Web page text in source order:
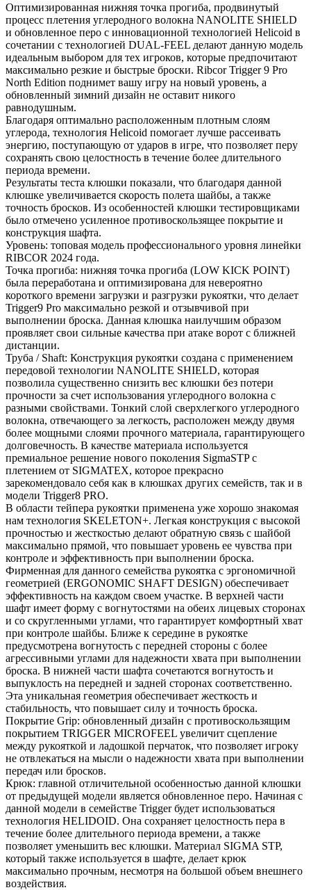
Оптимизированная нижняя точка прогиба, продвинутый
процесс плетения углеродного волокна NANOLITE SHIELD
и обновленное перо с инновационной технологией Helicoid в
сочетании с технологией DUAL-FEEL делают данную модель
идеальным выбором для тех игроков, которые предпочитают
максимально резкие и быстрые броски. Ribcor Trigger 9 Pro
North Edition поднимет вашу игру на новый уровень, а
обновленный зимний дизайн не оставит никого
равнодушным.
Благодаря оптимально расположенным плотным слоям
углерода, технология Helicoid помогает лучше рассеивать
энергию, поступающую от ударов в игре, что позволяет перу
сохранять свою целостность в течение более длительного
периода времени.
Результаты теста клюшки показали, что благодаря данной
клюшке увеличивается скорость полета шайбы, а также
точность бросков. Из особенностей клюшки тестировщиками
было отмечено усиленное противоскользящее покрытие и
конструкция шафта.
Уровень: топовая модель профессионального уровня линейки
RIBCOR 2024 года.
Точка прогиба: нижняя точка прогиба (LOW KICK POINT)
была переработана и оптимизирована для невероятно
короткого времени загрузки и разгрузки рукоятки, что делает
Trigger9 Pro максимально резкой и отзывчивой при
выполнении броска. Данная клюшка наилучшим образом
проявляет свои сильные качества при атаке ворот с ближней
дистанции.
Труба / Shaft: Конструкция рукоятки создана с применением
передовой технологии NANOLITE SHIELD, которая
позволила существенно снизить вес клюшки без потери
прочности за счет использования углеродного волокна с
разными свойствами. Тонкий слой сверхлегкого углеродного
волокна, отвечающего за легкость, расположен между двумя
более мощными слоями прочного материала, гарантирующего
долговечность. В качестве материала используется
премиальное решение нового поколения SigmaSTP с
плетением от SIGMATEX, которое прекрасно
зарекомендовало себя как в клюшках других семейств, так и в
модели Trigger8 PRO.
В области тейпера рукоятки применена уже хорошо знакомая
нам технология SKELETON+. Легкая конструкция с высокой
прочностью и жесткостью делают обратную связь с шайбой
максимально прямой, что повышает уровень ее чувства при
контроле и эффективность при выполнении броска.
Фирменная для данного семейства рукоятка с эргономичной
геометрией (ERGONOMIC SHAFT DESIGN) обеспечивает
эффективность на каждом своем участке. В верхней части
шафт имеет форму с вогнутостями на обеих лицевых сторонах
и со скругленными углами, что гарантирует комфортный хват
при контроле шайбы. Ближе к середине в рукоятке
предусмотрена вогнутость с передней стороны с более
агрессивными углами для надежности хвата при выполнении
броска. В нижней части шафта сочетаются вогнутость и
выпуклость на передней и задней сторонах соответственно.
Эта уникальная геометрия обеспечивает жесткость и
стабильность, что повышает силу и точность броска.
Покрытие Grip: обновленный дизайн с противоскользящим
покрытием TRIGGER MICROFEEL увеличит сцепление
между рукояткой и ладошкой перчаток, что позволяет игроку
не отвлекаться на мысли о надежности хвата при выполнении
передач или бросков.
Крюк: главной отличительной особенностью данной клюшки
от предыдущей модели является обновленное перо. Начиная с
данной модели в семействе Trigger будет использоваться
технология HELIDOID. Она сохраняет целостность пера в
течение более длительного периода времени, а также
позволяет уменьшить вес клюшки. Материал SIGMA STP,
который также используется в шафте, делает крюк
максимально прочным, несмотря на большой объем внешнего
воздействия.